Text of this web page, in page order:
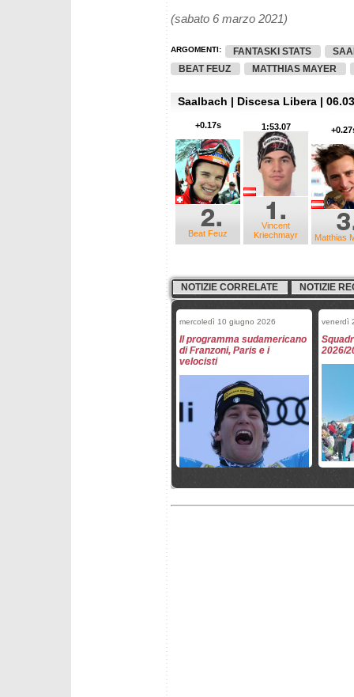
(sabato 6 marzo 2021)
ARGOMENTI: FANTASKI STATS
BEAT FEUZ
MATTHIAS MAYER
Saalbach | Discesa Libera |
Vincent
Kriechmayr
1:53.07
Beat Feuz
+0.17s
Matthias
NOTIZIE CORRELATE NOTIZIE
mercoledì 10 giugno 2026
Il programma sudamericano
di Franzoni, Paris e i
velocisti
venerdì
2026/
stagione 2026/2027